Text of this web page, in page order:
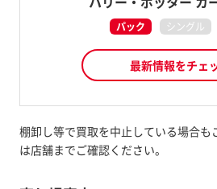
パック シングル
最新情報をチェ
棚卸し等で買取を中止している場合も
は店舗までご確認ください。